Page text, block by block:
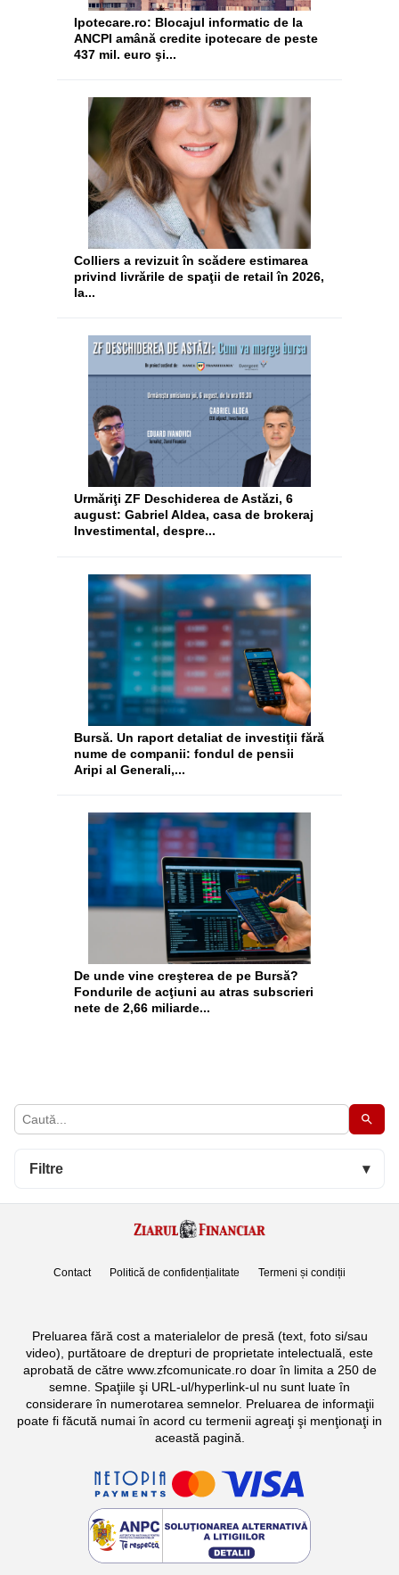
Filtre ▾
Ipotecare.ro: Blocajul informatic de la
ANCPI amână credite ipotecare de peste
437 mil. euro şi...
Colliers a revizuit în scădere estimarea
privind livrările de spaţii de retail în 2026,
la...
Urmăriţi ZF Deschiderea de Astăzi, 6
august: Gabriel Aldea, casa de brokeraj
Investimental, despre...
Bursă. Un raport detaliat de investiţii fără
nume de companii: fondul de pensii
Aripi al Generali,...
De unde vine creşterea de pe Bursă?
Fondurile de acţiuni au atras subscrieri
nete de 2,66 miliarde...
Contact Politică de confidențialitate Termeni și condiții
Preluarea fără cost a materialelor de presă (text, foto si/sau
video), purtătoare de drepturi de proprietate intelectuală, este
aprobată de către www.zfcomunicate.ro doar în limita a 250 de
semne. Spaţiile şi URL-ul/hyperlink-ul nu sunt luate în
considerare în numerotarea semnelor. Preluarea de informaţii
poate fi făcută numai în acord cu termenii agreaţi şi menţionaţi in
această pagină.